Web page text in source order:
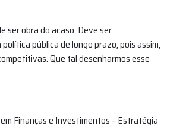
ser obra do acaso. Deve ser
pública de longo prazo, pois assim,
Que tal desenharmos esse
Finanças e Investimentos – Estratégia